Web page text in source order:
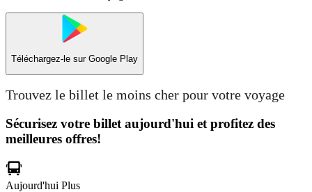
Téléchargez-le sur Google Play
Trouvez le billet le moins cher pour votre voyage
Sécurisez votre billet aujourd'hui et profitez des
meilleures offres!
Aujourd'hui Plus